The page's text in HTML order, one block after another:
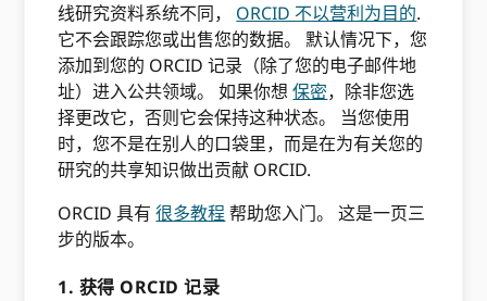
线研究资料系统不同， ORCID 不以营利为目的.
它不会跟踪您或出售您的数据。 默认情况下，您
添加到您的 ORCID 记录（除了您的电子邮件地
址）进入公共领域。 如果你想保密，除非您选
择更改它，否则它会保持这种状态。 当您使用
时，您不是在别人的口袋里，而是在为有关您的
研究的共享知识做出贡献 ORCID.
ORCID 具有很多教程 帮助您入门。 这是一页三
步的版本。
1. 获得 ORCID 记录